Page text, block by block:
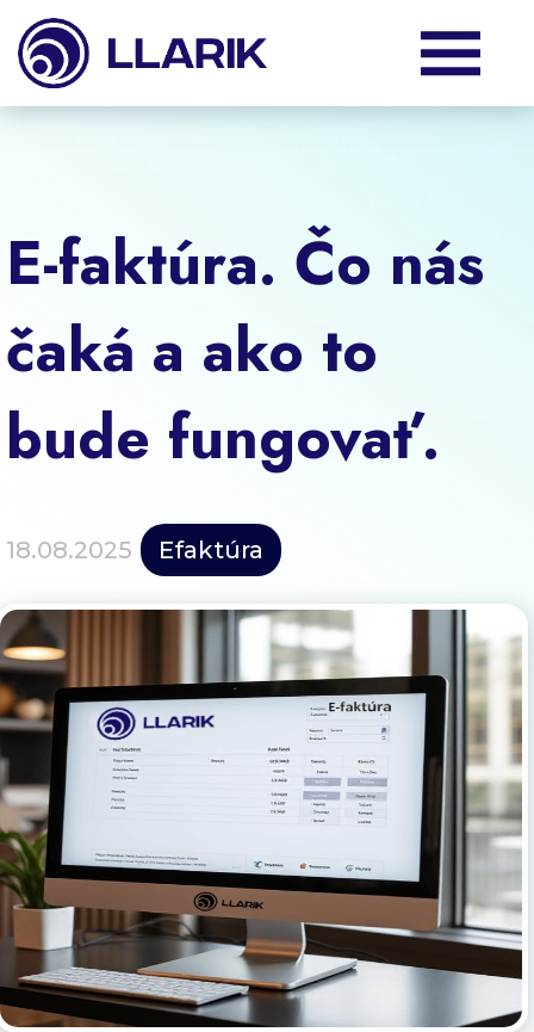
Podpora
O nás
Klienti
Blog
Kontakt
E-faktúra. Čo nás
čaká a ako to
bude fungovať.
18.08.2025 Efaktúra